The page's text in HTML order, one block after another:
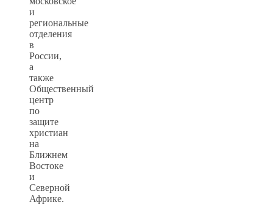
и
региональные
отделения
в
России,
а
также
Общественный
центр
по
защите
христиан
на
Ближнем
Востоке
и
Северной
Африке.